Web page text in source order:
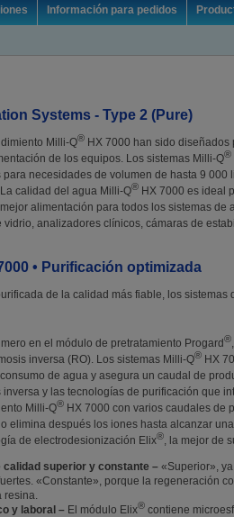
Información para pedidos
Systems - Type 2 (Pure)
Milli-Q® HX 7000 han sido
de los equipos. Los sistemas Milli-Q®
necesidades de volumen de hasta 9
calidad del agua Milli-Q® HX 7000 es ideal
alimentación para todos los sistemas de
vidrio, analizadores clínicos, cámaras de
• Purificación optimizada
de la calidad más fiable, los sistemas
en el módulo de pretratamiento Progard®
inversa (RO). Los sistemas Milli-Q® HX
de agua y asegura un caudal de
inversa y las tecnologías de purificación que
Milli-Q® HX 7000 con varios caudales de
elimina después los iones hasta alcanzar
de electrodesionización Elix®, la mejor de
calidad superior y constante – «Superior»,
«Constante», porque la regeneración
resina.
y laboral – El módulo Elix® contiene